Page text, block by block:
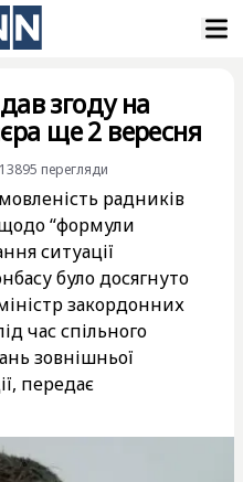
згоду на
ще 2 вересня
13895 перегляди
радників
“формули
ситуації
було досягнуто
закордонних
час спільного
зовнішньої
передає